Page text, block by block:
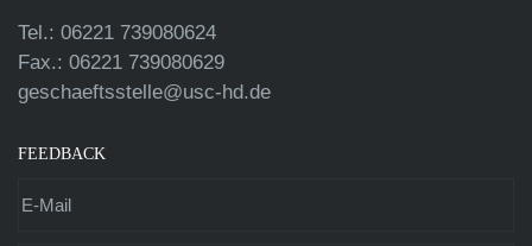
Tel.: 06221 739080624
Fax.: 06221 739080629
geschaeftsstelle@usc-hd.de
FEEDBACK